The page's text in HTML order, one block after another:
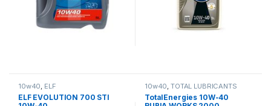
10w40, ELF
ELF EVOLUTION 700 STI
10w40,TOTAL LUBRICANTS
TotalEnergies 10W-40